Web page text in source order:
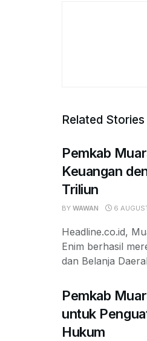
Related Stories
Pemkab
Keuangan
Triliun
BY WAWAN 6
Headline.co.id,
Enim berhasil
dan Belanja
Pemkab
untuk
Hukum